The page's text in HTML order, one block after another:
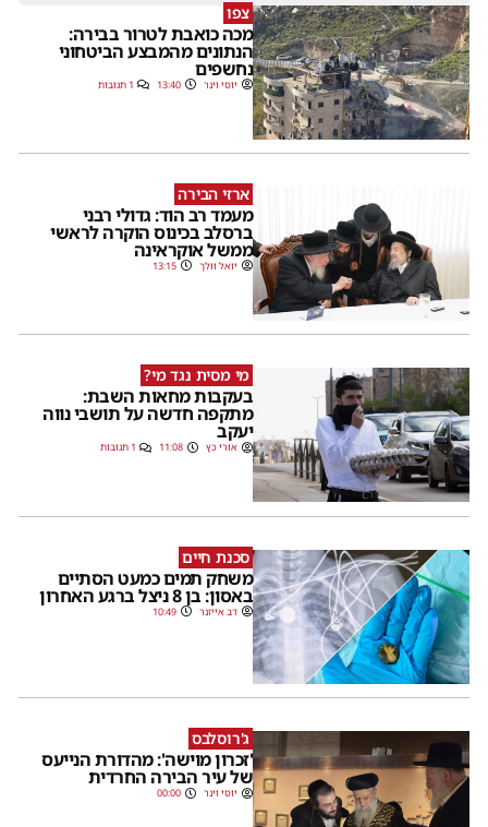
צפו
מכה כואבת לטרור בבירה:
הנתונים מהמבצע הביטחוני
נחשפים
יוסי וינר 13:40 1 תגובות
ארזי הבירה
מעמד רב הוד: גדולי רבני
ברסלב בכינוס הוקרה לראשי
ממשל אוקראינה
יואל וולך 13:15
מי מסית נגד מי?
בעקבות מחאות השבת:
מתקפה חדשה על תושבי נווה
יעקב
אורי כץ 11:08 1 תגובות
סכנת חיים
משחק תמים כמעט הסתיים
באסון: בן 8 ניצל ברגע האחרון
דב אייזנר 10:49
ג'רוסלבס
'זכרון מוישה': מהדורת הנייעס
של עיר הבירה החרדית
יוסי וינר 00:00